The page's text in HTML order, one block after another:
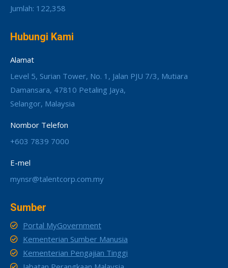
Jumlah: 122,358
Hubungi Kami
Alamat
Level 5, Surian Tower, No. 1, Jalan PJU 7/3, Mutiara
Damansara, 47810 Petaling Jaya,
Selangor, Malaysia
Nombor Telefon
+603 7839 7000
E-mel
mynsr@talentcorp.com.my
Sumber
Portal MyGovernment
Kementerian Sumber Manusia
Kementerian Pengajian Tinggi